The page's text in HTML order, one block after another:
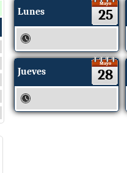
Lunes
Mayo
25
Jueves
Mayo
28